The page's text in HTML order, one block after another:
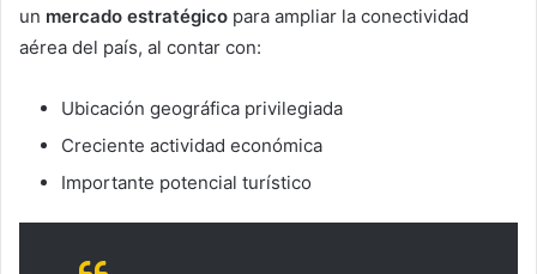
un mercado estratégico para ampliar la conectividad
aérea del país, al contar con:
Ubicación geográfica privilegiada
Creciente actividad económica
Importante potencial turístico